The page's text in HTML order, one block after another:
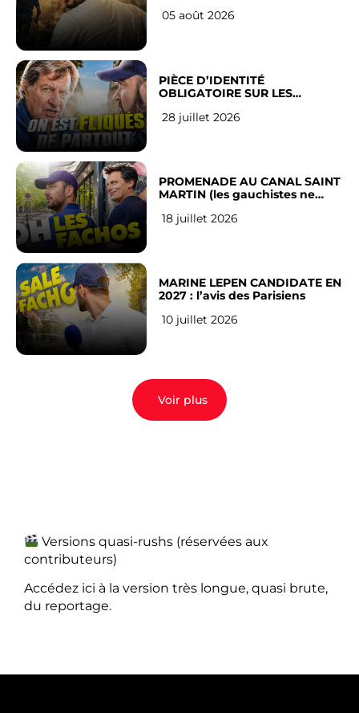
05 août 2026
PIÈCE D’IDENTITÉ
OBLIGATOIRE SUR LES
Français
28 juillet 2026
PROMENADE AU CANAL SAINT
MARTIN (les gauchistes ne
18 juillet 2026
MARINE LEPEN CANDIDATE EN
2027 : l’avis des Parisiens
10 juillet 2026
Voir plus
Versions quasi-rushs (réservées aux
contributeurs)
Accédez ici à la version très longue, quasi brute,
du reportage.